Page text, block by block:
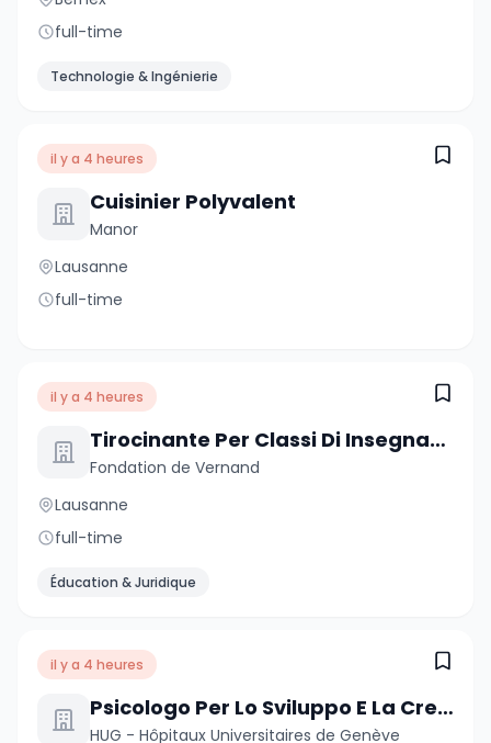
full-time
Technologie & Ingénierie
il y a 4 heures
Cuisinier Polyvalent
Manor
Lausanne
full-time
il y a 4 heures
Tirocinante Per Classi Di Insegnamento Specializzato
Fondation de Vernand
Lausanne
full-time
Éducation & Juridique
il y a 4 heures
Psicologo Per Lo Sviluppo E La Crescita
HUG - Hôpitaux Universitaires de Genève